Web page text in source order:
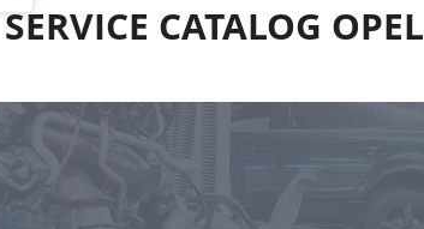
SERVICE CATALOG OPEL